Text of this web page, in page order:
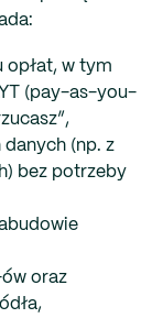
opłat, w tym
(pay-as-you-
(np. z
bez potrzeby
oraz